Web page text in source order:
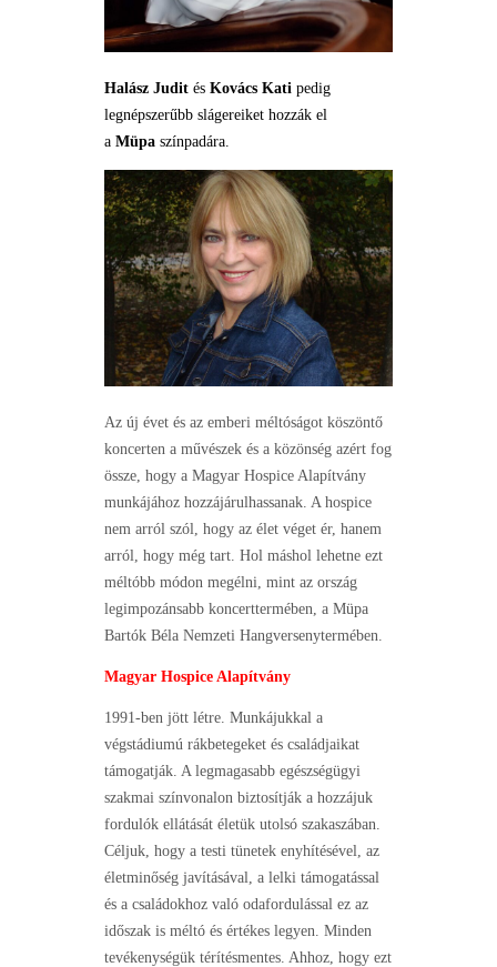
Halász Judit és Kovács Kati pedig
legnépszerűbb slágereiket hozzák el
a Müpa színpadára.
Az új évet és az emberi méltóságot köszöntő
koncerten a művészek és a közönség azért fog
össze, hogy a Magyar Hospice Alapítvány
munkájához hozzájárulhassanak. A hospice
nem arról szól, hogy az élet véget ér, hanem
arról, hogy még tart. Hol máshol lehetne ezt
méltóbb módon megélni, mint az ország
legimpozánsabb koncerttermében, a Müpa
Bartók Béla Nemzeti Hangversenytermében.
Magyar Hospice Alapítvány
1991-ben jött létre. Munkájukkal a
végstádiumú rákbetegeket és családjaikat
támogatják. A legmagasabb egészségügyi
szakmai színvonalon biztosítják a hozzájuk
fordulók ellátását életük utolsó szakaszában.
Céljuk, hogy a testi tünetek enyhítésével, az
életminőség javításával, a lelki támogatással
és a családokhoz való odafordulással ez az
időszak is méltó és értékes legyen. Minden
tevékenységük térítésmentes. Ahhoz, hogy ezt